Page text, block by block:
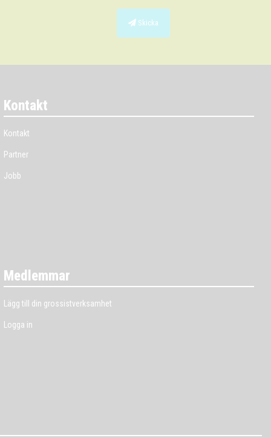
Skicka
Kontakt
Kontakt
Partner
Jobb
Medlemmar
Lägg till din grossistverksamhet
Logga in